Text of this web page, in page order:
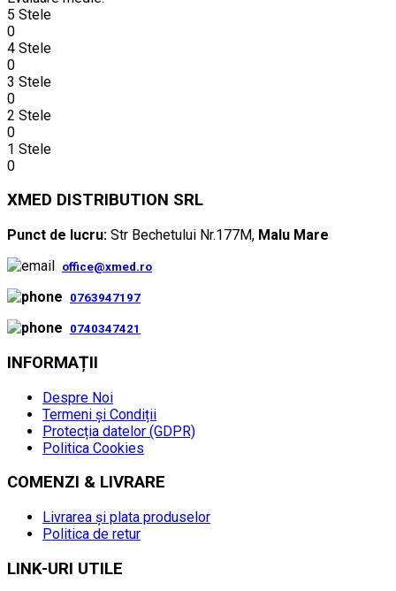
5 Stele
0
4 Stele
0
3 Stele
0
2 Stele
0
1 Stele
0
XMED DISTRIBUTION SRL
Punct de lucru: Str Bechetului Nr.177M, Malu Mare
office@xmed.ro
0763947197
0740347421
INFORMAȚII
Despre Noi
Termeni și Condiții
Protecția datelor (GDPR)
Politica Cookies
COMENZI & LIVRARE
Livrarea și plata produselor
Politica de retur
LINK-URI UTILE